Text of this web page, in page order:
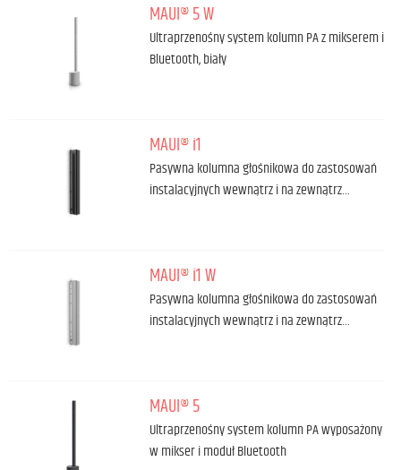
MAUI® 5 W
Ultraprzenośny system kolumn PA z mikserem i
Bluetooth, biały
MAUI® i1
Pasywna kolumna głośnikowa do zastosowań
instalacyjnych wewnątrz i na zewnątrz…
MAUI® i1 W
Pasywna kolumna głośnikowa do zastosowań
instalacyjnych wewnątrz i na zewnątrz…
MAUI® 5
Ultraprzenośny system kolumn PA wyposażony
w mikser i moduł Bluetooth